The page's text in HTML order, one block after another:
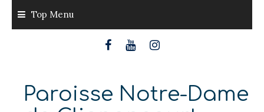
content
Top Menu
Paroisse Notre-Dame